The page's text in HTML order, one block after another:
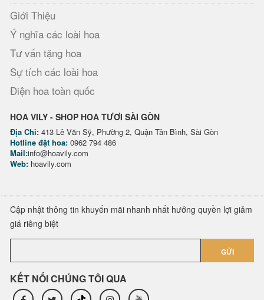
Giới Thiệu
Ý nghĩa các loài hoa
Tư vấn tặng hoa
Sự tích các loài hoa
Điện hoa toàn quốc
HOA VILY - SHOP HOA TƯƠI SÀI GÒN
Địa Chỉ: 413 Lê Văn Sỹ, Phường 2, Quận Tân Bình, Sài Gòn
Hotline đặt hoa: 0962 794 486
Mail:info@hoavily.com
Web: hoavily.com
Cập nhật thông tin khuyến mãi nhanh nhất hưởng quyền lợi giảm
giá riêng biệt
GỬI
KẾT NỐI CHÚNG TÔI QUA